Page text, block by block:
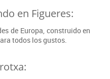
en Figueres:
de Europa, construido en
todos los gustos.